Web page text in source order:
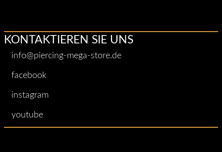
KONTAKTIEREN SIE UNS
info@piercing-mega-store.de
facebook
instagram
youtube